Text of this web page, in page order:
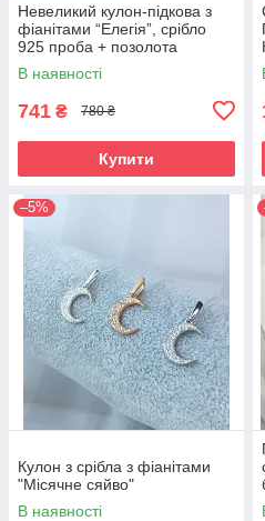
Невеликий кулон-підкова з
фіанітами “Елегія”, срібло
925 проба + позолота
В наявності
741 ₴ 780 ₴
Купити
–5%
Кулон з срібла з фіанітами
"Місячне сяйво"
В наявності